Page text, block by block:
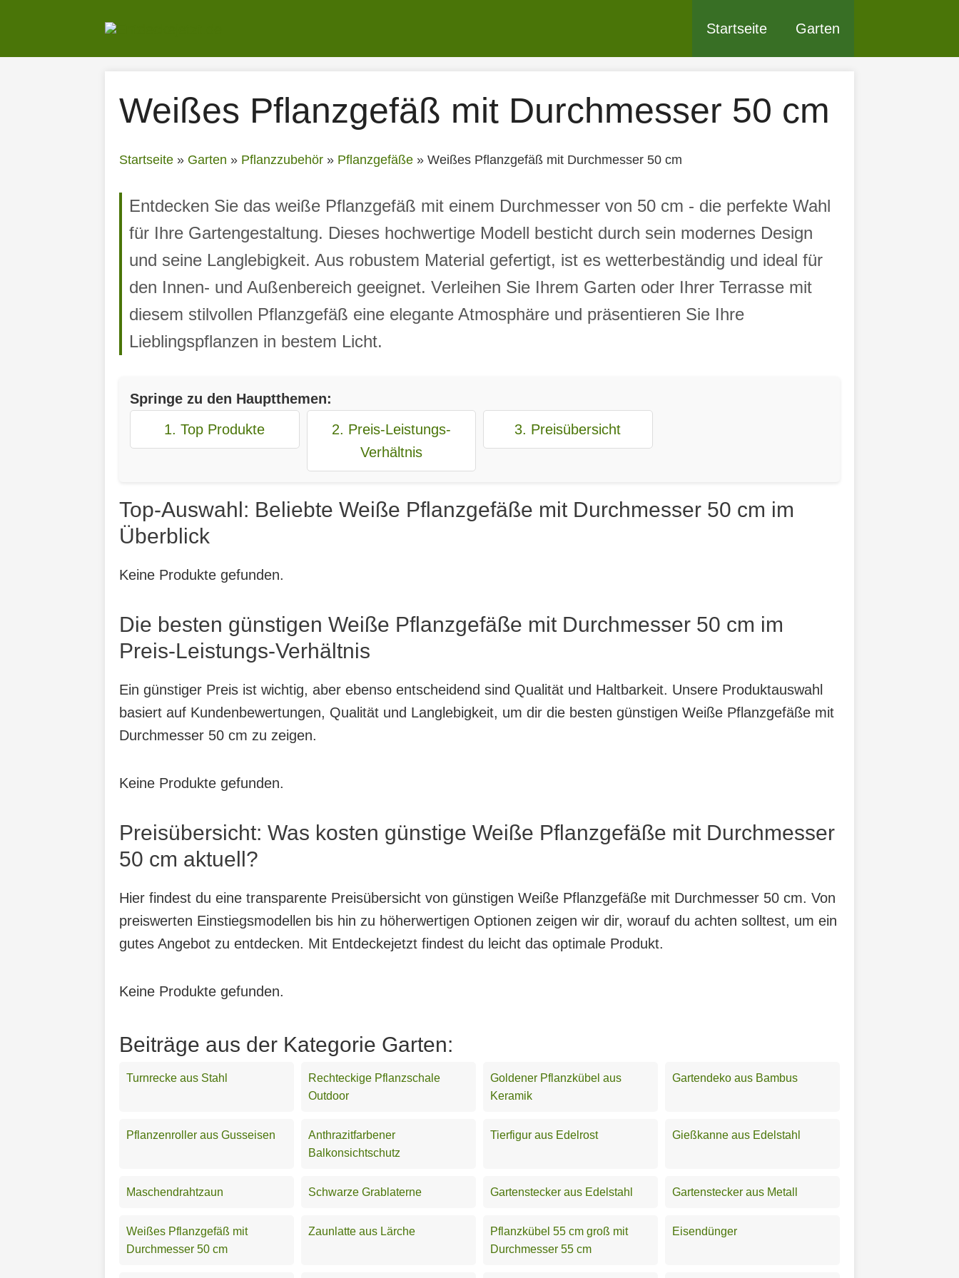
springen
Startseite Garten
Weißes Pflanzgefäß mit Durchmesser 50 cm
Startseite » Garten » Pflanzzubehör » Pflanzgefäße » Weißes Pflanzgefäß mit Durchmesser 50 cm
Entdecken Sie das weiße Pflanzgefäß mit einem Durchmesser von 50 cm - die perfekte Wahl
für Ihre Gartengestaltung. Dieses hochwertige Modell besticht durch sein modernes Design
und seine Langlebigkeit. Aus robustem Material gefertigt, ist es wetterbeständig und ideal für
den Innen- und Außenbereich geeignet. Verleihen Sie Ihrem Garten oder Ihrer Terrasse mit
diesem stilvollen Pflanzgefäß eine elegante Atmosphäre und präsentieren Sie Ihre
Lieblingspflanzen in bestem Licht.
Springe zu den Hauptthemen:
1. Top Produkte
2. Preis-Leistungs-
Verhältnis
3. Preisübersicht
Top-Auswahl: Beliebte Weiße Pflanzgefäße mit Durchmesser 50 cm im
Überblick
Keine Produkte gefunden.
Die besten günstigen Weiße Pflanzgefäße mit Durchmesser 50 cm im
Preis-Leistungs-Verhältnis
Ein günstiger Preis ist wichtig, aber ebenso entscheidend sind Qualität und Haltbarkeit. Unsere Produktauswahl
basiert auf Kundenbewertungen, Qualität und Langlebigkeit, um dir die besten günstigen Weiße Pflanzgefäße mit
Durchmesser 50 cm zu zeigen.
Keine Produkte gefunden.
Preisübersicht: Was kosten günstige Weiße Pflanzgefäße mit Durchmesser
50 cm aktuell?
Hier findest du eine transparente Preisübersicht von günstigen Weiße Pflanzgefäße mit Durchmesser 50 cm. Von
preiswerten Einstiegsmodellen bis hin zu höherwertigen Optionen zeigen wir dir, worauf du achten solltest, um ein
gutes Angebot zu entdecken. Mit Entdeckejetzt findest du leicht das optimale Produkt.
Keine Produkte gefunden.
Beiträge aus der Kategorie Garten:
Turnrecke aus Stahl
Rechteckige Pflanzschale
Outdoor
Goldener Pflanzkübel aus
Keramik
Gartendeko aus Bambus
Pflanzenroller aus Gusseisen
Anthrazitfarbener
Balkonsichtschutz
Tierfigur aus Edelrost Gießkanne aus Edelstahl
Maschendrahtzaun Schwarze Grablaterne Gartenstecker aus Edelstahl Gartenstecker aus Metall
Weißes Pflanzgefäß mit
Durchmesser 50 cm
Zaunlatte aus Lärche
Pflanzkübel 55 cm groß mit
Durchmesser 55 cm
Eisendünger